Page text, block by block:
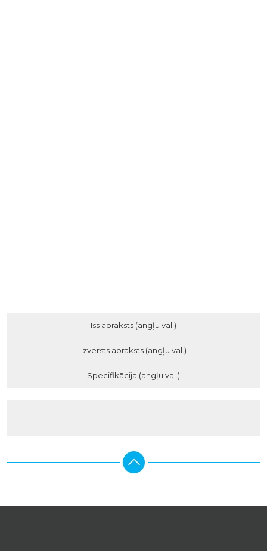
Īss apraksts (angļu val.)
Izvērsts apraksts (angļu val.)
Specifikācija (angļu val.)